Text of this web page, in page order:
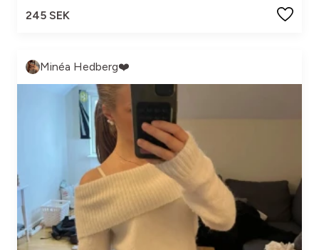
245 SEK
Minéa Hedberg❤️